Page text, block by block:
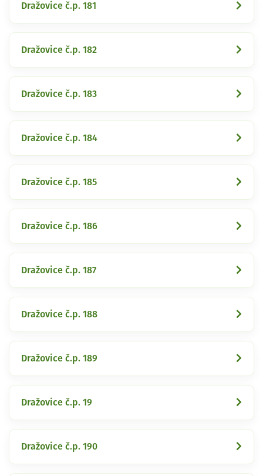
Dražovice č.p. 181
Dražovice č.p. 182
Dražovice č.p. 183
Dražovice č.p. 184
Dražovice č.p. 185
Dražovice č.p. 186
Dražovice č.p. 187
Dražovice č.p. 188
Dražovice č.p. 189
Dražovice č.p. 19
Dražovice č.p. 190